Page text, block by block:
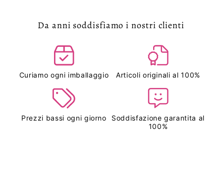
Da anni soddisfiamo i nostri clienti
Curiamo ogni imballaggio Articoli originali al 100%
Prezzi bassi ogni giorno
Soddisfazione garantita al
100%